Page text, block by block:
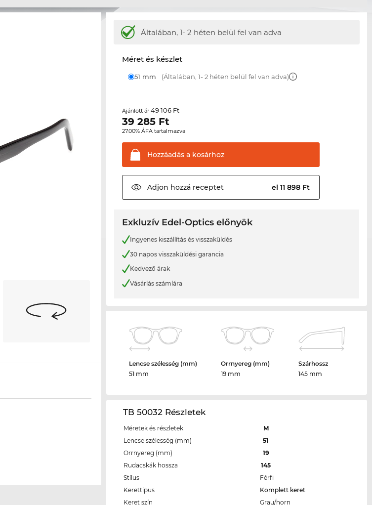
Általában, 1- 2 héten belül fel van adva
Méret és készlet
51 mm (Általában, 1- 2 héten belül fel van adva)
Ajánlott ár49 106 Ft
39 285 Ft
27.00% ÁFA tartalmazva
Hozzáadás a kosárhoz
Adjon hozzá receptet el 11 898 Ft
Exkluzív Edel-Optics előnyök
Ingyenes kiszállítás és visszaküldés
30 napos visszaküldési garancia
Kedvező árak
Vásárlás számlára
Lencse szélesség (mm)
51 mm
Orrnyereg (mm)
19 mm
Szárhossz
145 mm
TB 50032 Részletek
Méretek és részletek
M
Lencse szélesség (mm)
51
Orrnyereg (mm)
19
Rudacskák hossza
145
Stílus
Férfi
Kerettipus
Komplett keret
Keret szín
Grau/horn